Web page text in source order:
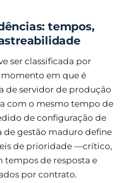
tempos,
ser classificada por
em que é
de servidor de produção
com o mesmo tempo de
de configuração de
de gestão maduro define
de prioridade —crítico,
de resposta e
por contrato.